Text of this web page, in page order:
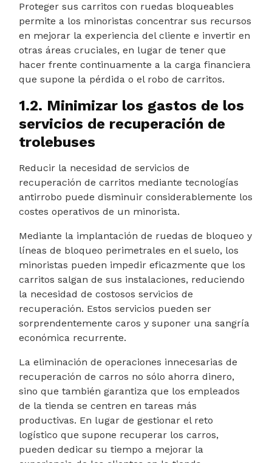
Proteger sus carritos con ruedas bloqueables
permite a los minoristas concentrar sus recursos
en mejorar la experiencia del cliente e invertir en
otras áreas cruciales, en lugar de tener que
hacer frente continuamente a la carga financiera
que supone la pérdida o el robo de carritos.
1.2. Minimizar los gastos de los
servicios de recuperación de
trolebuses
Reducir la necesidad de servicios de
recuperación de carritos mediante tecnologías
antirrobo puede disminuir considerablemente los
costes operativos de un minorista.
Mediante la implantación de ruedas de bloqueo y
líneas de bloqueo perimetrales en el suelo, los
minoristas pueden impedir eficazmente que los
carritos salgan de sus instalaciones, reduciendo
la necesidad de costosos servicios de
recuperación. Estos servicios pueden ser
sorprendentemente caros y suponer una sangría
económica recurrente.
La eliminación de operaciones innecesarias de
recuperación de carros no sólo ahorra dinero,
sino que también garantiza que los empleados
de la tienda se centren en tareas más
productivas. En lugar de gestionar el reto
logístico que supone recuperar los carros,
pueden dedicar su tiempo a mejorar la